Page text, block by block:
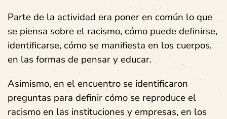
Parte de la actividad era poner en común lo que
se piensa sobre el racismo, cómo puede definirse,
identificarse, cómo se manifiesta en los cuerpos,
en las formas de pensar y educar.
Asimismo, en el encuentro se identificaron
preguntas para definir cómo se reproduce el
racismo en las instituciones y empresas, en los